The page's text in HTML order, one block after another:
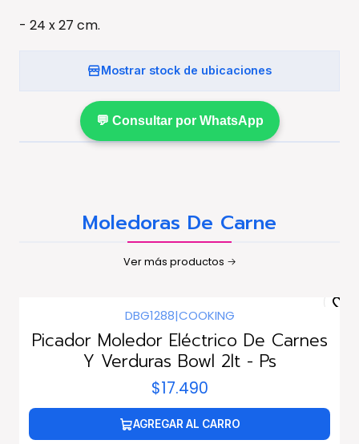
- 24 x 27 cm.
Mostrar stock de ubicaciones
💬 Consultar por WhatsApp
Moledoras De Carne
Ver más productos
DBG1288|COOKING
Picador Moledor Eléctrico De Carnes
Y Verduras Bowl 2lt - Ps
$17.490
AGREGAR AL CARRO